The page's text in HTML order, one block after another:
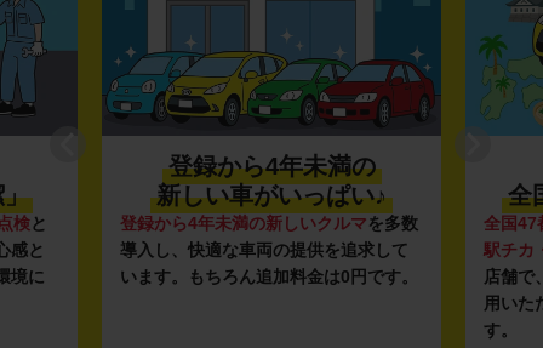
」
検と
感と
境に
登録から4年未満の
新しい車がいっぱい♪
登録から4年未満の新しいクルマを多数
導入し、快適な車両の提供を追求して
います。もちろん追加料金は0円です。
全
全国47
駅チカ
店舗で
用いた
す。